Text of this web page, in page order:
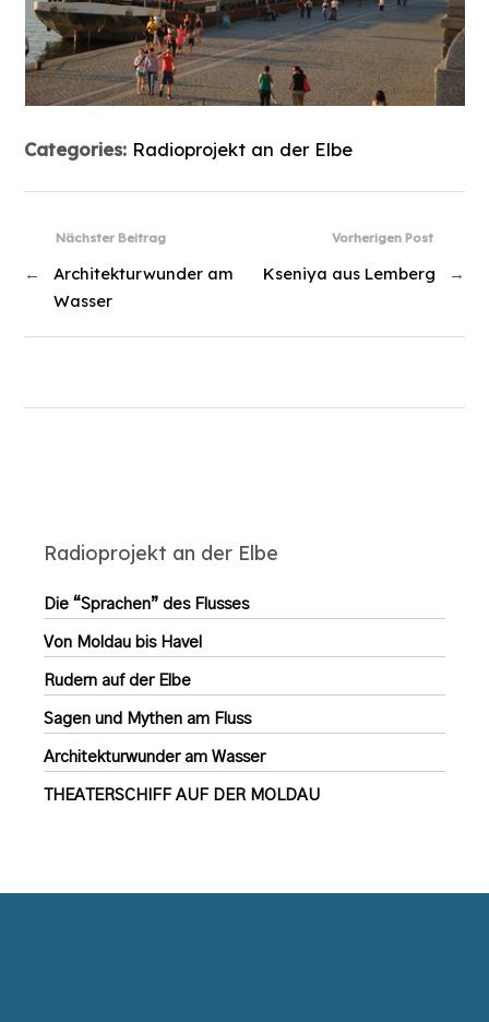
Categories: Radioprojekt an der Elbe
Vorherigen Post
Kseniya aus Lemberg →
Nächster Beitrag
←
Architekturwunder am
Wasser
Radioprojekt an der Elbe
Die “Sprachen” des Flusses
Von Moldau bis Havel
Rudern auf der Elbe
Sagen und Mythen am Fluss
Architekturwunder am Wasser
THEATERSCHIFF AUF DER MOLDAU